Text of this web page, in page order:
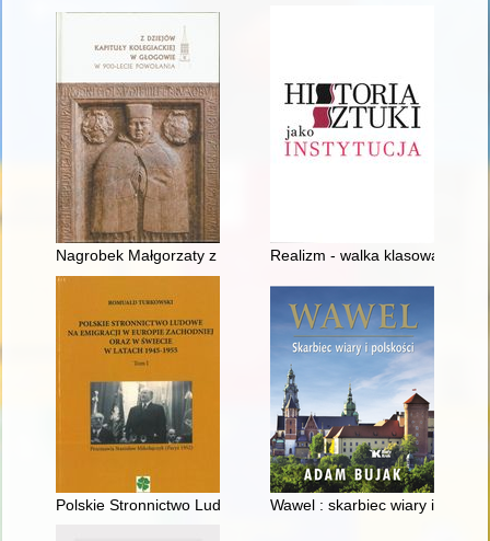
Nagrobek Małgorzaty z Celje, księżnej cieszyńskiej i
Realizm - walka klasowa -
Polskie Stronnictwo Ludowe na emigracji w Europie
Wawel : skarbiec wiary i